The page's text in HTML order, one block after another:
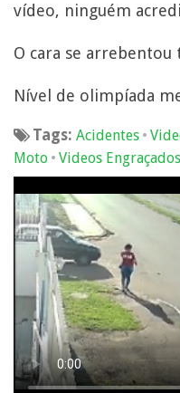
vídeo, ninguém
O cara se
Nível de olimpíada
Tags: Acidentes •
Moto • Videos Engraçados